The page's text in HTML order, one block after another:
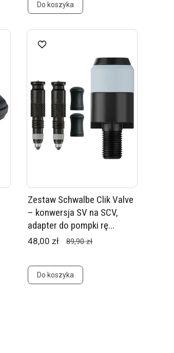
Do koszyka
Zestaw Schwalbe Clik Valve
– konwersja SV na SCV,
adapter do pompki rę...
48,00 zł 89,90 zł
Do koszyka